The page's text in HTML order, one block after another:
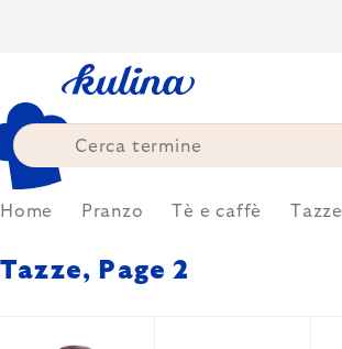
Home Pranzo Tè e caffè Tazze
Tazze, Page 2